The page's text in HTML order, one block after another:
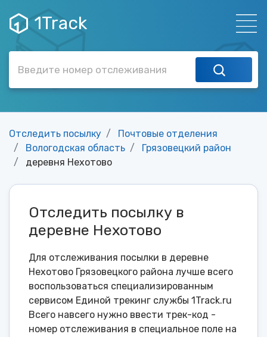
1Track
Отследить посылку
Почтовые отделения
Вологодская область
Грязовецкий район
деревня Нехотово
Отследить посылку в
деревне Нехотово
Для отслеживания посылки в деревне
Нехотово Грязовецкого района лучше всего
воспользоваться специализированным
сервисом Единой трекинг службы 1Track.ru
Всего навсего нужно ввести трек-код -
номер отслеживания в специальное поле на